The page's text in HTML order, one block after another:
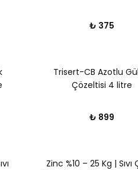
₺ 375
Trisert-CB Azotlu
Çözeltisi 4 litre
₺ 899
Zinc %10 – 25 Kg | Sıvı